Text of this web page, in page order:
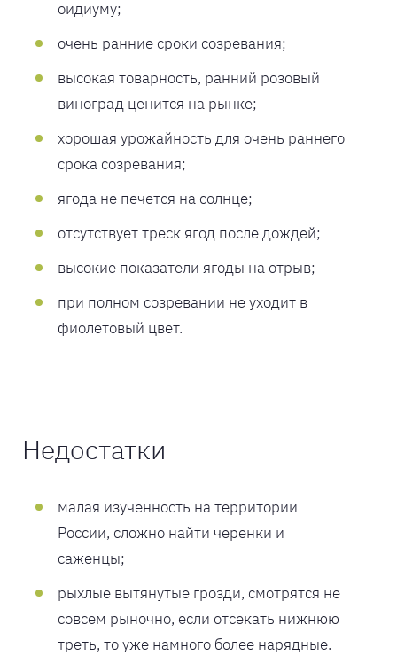
оидиуму;
очень ранние сроки созревания;
высокая товарность, ранний розовый
виноград ценится на рынке;
хорошая урожайность для очень раннего
срока созревания;
ягода не печется на солнце;
отсутствует треск ягод после дождей;
высокие показатели ягоды на отрыв;
при полном созревании не уходит в
фиолетовый цвет.
Недостатки
малая изученность на территории
России, сложно найти черенки и
саженцы;
рыхлые вытянутые грозди, смотрятся не
совсем рыночно, если отсекать нижнюю
треть, то уже намного более нарядные.